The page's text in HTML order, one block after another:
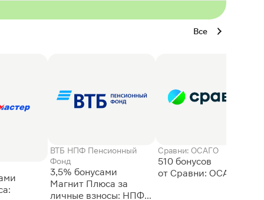
Все
ВТБ НПФ Пенсионный
Фонд
3,5% бонусами
Магнит Плюса за
личные взносы: НПФ
Сравни: ОСАГО
510 бонусов